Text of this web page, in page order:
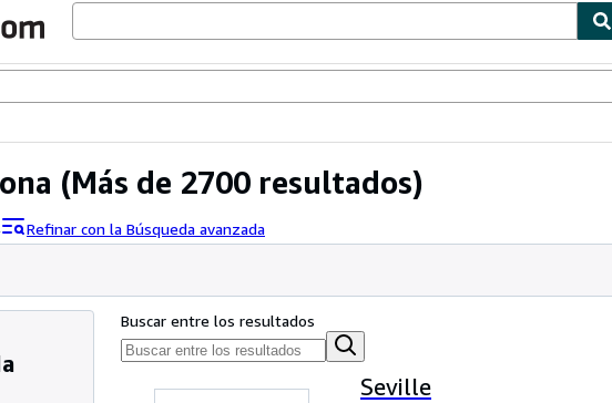
(Más de 2700 resultados)
Refinar con la Búsqueda avanzada
Buscar entre los resultados
Seville